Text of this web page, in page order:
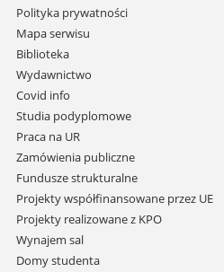
Pomiń
nawigację
i
przejdź
do
treści
Polityka prywatności
Mapa serwisu
Biblioteka
Wydawnictwo
Covid info
Studia podyplomowe
Praca na UR
Zamówienia publiczne
Fundusze strukturalne
Projekty współfinansowane przez UE
Projekty realizowane z KPO
Wynajem sal
Domy studenta